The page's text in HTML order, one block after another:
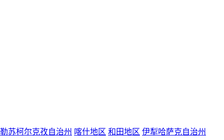
苏柯尔克孜自治州 喀什地区 和田地区 伊犁哈萨克自治州